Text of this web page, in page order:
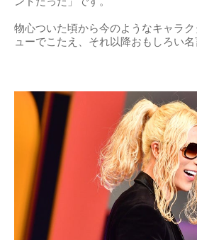
物心ついた頃から今のようなキャラ
ューでこたえ、それ以降おもしろい名